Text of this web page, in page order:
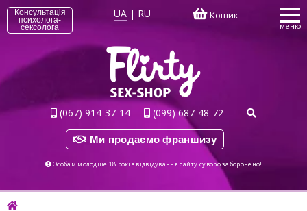
Консультація
психолога-
сексолога
UA | RU Кошик
меню
(067) 914-37-14 (099) 687-48-72
Ми продаємо франшизу
Особам молодше 18 років відвідування сайту суворо заборонено!